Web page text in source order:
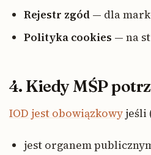
Rejestr zgód — dla
Polityka cookies — na
4. Kiedy MŚP
IOD jest obowiązkowy jeśli
jest organem